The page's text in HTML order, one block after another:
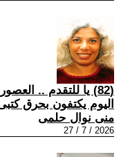
(82) يا للتقدم ..
اليوم يكتفون بحرق
منى نوال حلمى
2026 / 7 / 27